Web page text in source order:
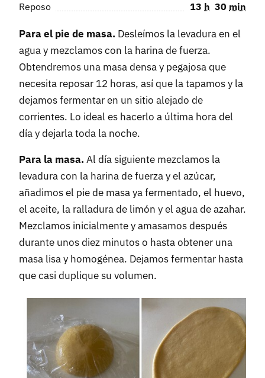
Reposo
13 h 30 min
Para el pie de masa. Desleímos la levadura en el
agua y mezclamos con la harina de fuerza.
Obtendremos una masa densa y pegajosa que
necesita reposar 12 horas, así que la tapamos y la
dejamos fermentar en un sitio alejado de
corrientes. Lo ideal es hacerlo a última hora del
día y dejarla toda la noche.
Para la masa.Al día siguiente mezclamos la
levadura con la harina de fuerza y el azúcar,
añadimos el pie de masa ya fermentado, el huevo,
el aceite, la ralladura de limón y el agua de azahar.
Mezclamos inicialmente y amasamos después
durante unos diez minutos o hasta obtener una
masa lisa y homogénea. Dejamos fermentar hasta
que casi duplique su volumen.